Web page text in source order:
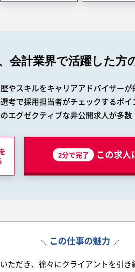
会計業界で活躍した方
やスキルをキャリアアドバイザー
考で採用担当者がチェックするポ
エグゼクティブな非公開求人が多数
2分で完了 この求人
この仕事の魅力
ただき、徐々にクライアントを引